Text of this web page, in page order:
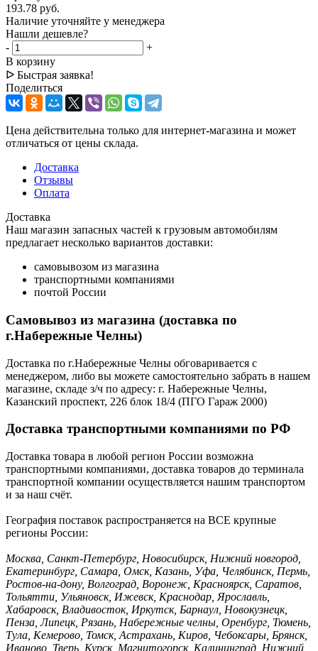
193.78 руб.
Наличие уточняйте у менеджера
Нашли дешевле?
-
+
В корзину
ᐅ Быстрая заявка!
Поделиться
Цена действительна только для интернет-магазина и может
отличаться от цены склада.
Доставка
Отзывы
Оплата
Доставка
Наш магазин запасных частей к грузовым автомобилям
предлагает несколько вариантов доставки:
самовывозом из магазина
транспортными компаниями
почтой России
Самовывоз из магазина (доставка по
г.Набережные Челны)
Доставка по г.Набережные Челны обговаривается с
менеджером, либо вы можете самостоятельно забрать в нашем
магазине, складе з/ч по адресу: г. Набережные Челны,
Казанский проспект, 226 блок 18/4 (ПГО Гараж 2000)
Доставка транспортными компаниями по РФ
Доставка товара в любой регион России возможна
транспортными компаниями, доставка товаров до терминала
транспортной компании осуществляется нашим транспортом
и за наш счёт.
География поставок распространяется на ВСЕ крупные
регионы России:
Москва, Санкт-Петербург, Новосибирск, Нижний новгород,
Екатеринбург, Самара, Омск, Казань, Уфа, Челябинск, Пермь,
Ростов-на-дону, Волгоград, Воронеж, Красноярск, Саратов,
Тольятти, Ульяновск, Ижевск, Краснодар, Ярославль,
Хабаровск, Владивосток, Иркутск, Барнаул, Новокузнецк,
Пенза, Липецк, Рязань, Набережные челны, Оренбург, Тюмень,
Тула, Кемерово, Томск, Астрахань, Киров, Чебоксары, Брянск,
Иваново, Тверь, Курск, Магнитогорск, Калининград, Нижний